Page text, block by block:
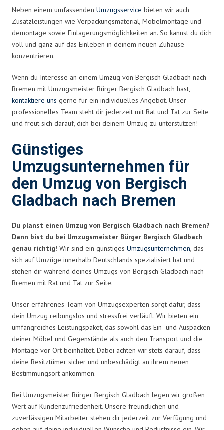
Neben einem umfassenden Umzugsservice bieten wir auch
Zusatzleistungen wie Verpackungsmaterial, Möbelmontage und -
demontage sowie Einlagerungsmöglichkeiten an. So kannst du dich
voll und ganz auf das Einleben in deinem neuen Zuhause
konzentrieren.
Wenn du Interesse an einem Umzug von Bergisch Gladbach nach
Bremen mit Umzugsmeister Bürger Bergisch Gladbach hast,
kontaktiere uns gerne für ein individuelles Angebot. Unser
professionelles Team steht dir jederzeit mit Rat und Tat zur Seite
und freut sich darauf, dich bei deinem Umzug zu unterstützen!
Günstiges
Umzugsunternehmen für
den Umzug von Bergisch
Gladbach nach Bremen
Du planst einen Umzug von Bergisch Gladbach nach Bremen?
Dann bist du bei Umzugsmeister Bürger Bergisch Gladbach
genau richtig! Wir sind ein günstiges Umzugsunternehmen, das
sich auf Umzüge innerhalb Deutschlands spezialisiert hat und
stehen dir während deines Umzugs von Bergisch Gladbach nach
Bremen mit Rat und Tat zur Seite.
Unser erfahrenes Team von Umzugsexperten sorgt dafür, dass
dein Umzug reibungslos und stressfrei verläuft. Wir bieten ein
umfangreiches Leistungspaket, das sowohl das Ein- und Auspacken
deiner Möbel und Gegenstände als auch den Transport und die
Montage vor Ort beinhaltet. Dabei achten wir stets darauf, dass
deine Besitztümer sicher und unbeschädigt an ihrem neuen
Bestimmungsort ankommen.
Bei Umzugsmeister Bürger Bergisch Gladbach legen wir großen
Wert auf Kundenzufriedenheit. Unsere freundlichen und
zuverlässigen Mitarbeiter stehen dir jederzeit zur Verfügung und